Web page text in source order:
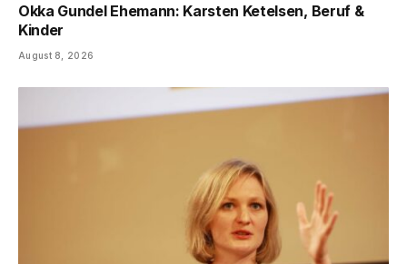
Okka Gundel Ehemann: Karsten Ketelsen, Beruf &
Kinder
August 8, 2026